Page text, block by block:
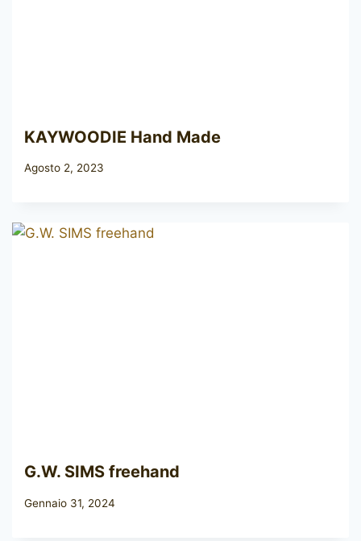
KAYWOODIE Hand Made
Agosto 2, 2023
G.W. SIMS freehand
Gennaio 31, 2024